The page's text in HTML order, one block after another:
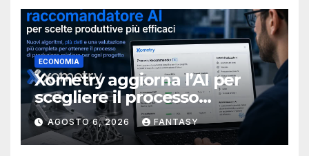
ECONOMIA
Xometry aggiorna l’AI per
scegliere il processo
produttivo più adatto
AGOSTO 6, 2026 FANTASY